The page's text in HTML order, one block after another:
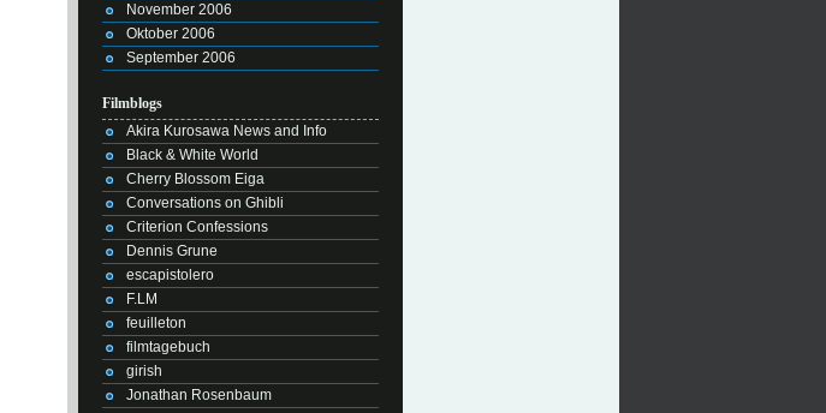
November 2006
Oktober 2006
September 2006
Filmblogs
Akira Kurosawa News and Info
Black & White World
Cherry Blossom Eiga
Conversations on Ghibli
Criterion Confessions
Dennis Grune
escapistolero
F.LM
feuilleton
filmtagebuch
girish
Jonathan Rosenbaum